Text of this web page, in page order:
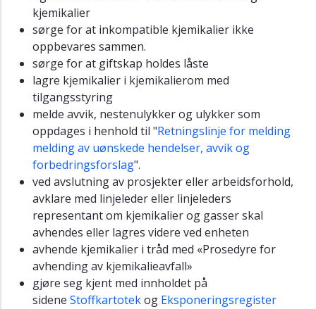
kjemikalier
sørge for at inkompatible kjemikalier ikke
oppbevares sammen.
sørge for at giftskap holdes låste
lagre kjemikalier i kjemikalierom med
tilgangsstyring
melde avvik, nestenulykker og ulykker som
oppdages i henhold til "Retningslinje for melding
melding av uønskede hendelser, avvik og
forbedringsforslag".
ved avslutning av prosjekter eller arbeidsforhold,
avklare med linjeleder eller linjeleders
representant om kjemikalier og gasser skal
avhendes eller lagres videre ved enheten
avhende kjemikalier i tråd med «Prosedyre for
avhending av kjemikalieavfall»
gjøre seg kjent med innholdet på
sidene Stoffkartotekog Eksponeringsregister